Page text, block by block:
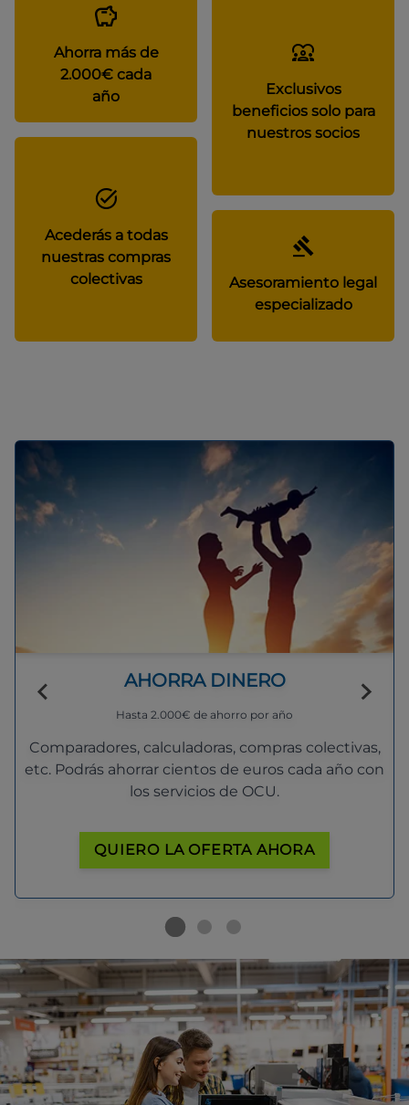
Ahorra más de
2.000€ cada
año
Exclusivos
beneficios solo para
nuestros socios
Acederás a todas
nuestras compras
colectivas
Asesoramiento legal
especializado
AHORRA DINERO
Hasta 2.000€ de ahorro por año
Comparadores, calculadoras, compras colectivas,
etc. Podrás ahorrar cientos de euros cada año con
los servicios de OCU.
QUIERO LA OFERTA AHORA